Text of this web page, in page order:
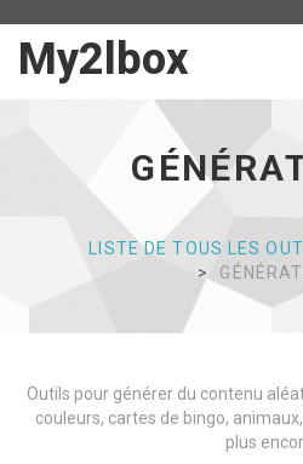
My2lboxMy2lbox
-
Page
LISTE DE TOUS LES
Outils pour générer du contenu
couleurs, cartes de bingo,
plus